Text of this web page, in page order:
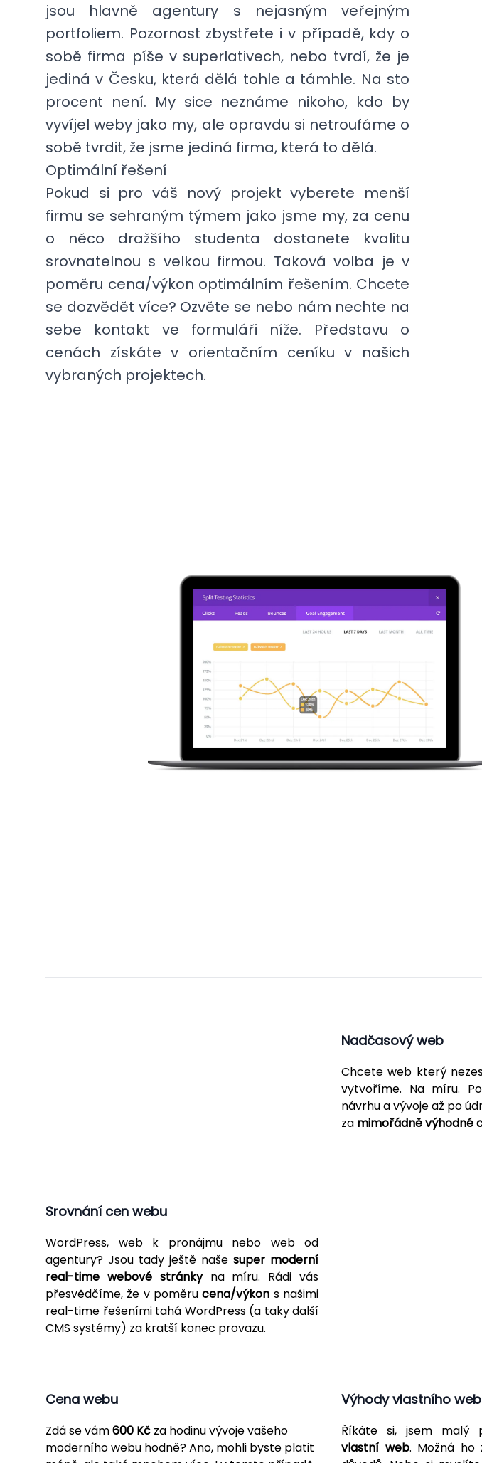
jsou hlavně agentury s nejasným veřejným
portfoliem. Pozornost zbystřete i v případě, kdy o
sobě firma píše v superlativech, nebo tvrdí, že je
jediná v Česku, která dělá tohle a támhle. Na sto
procent není. My sice neznáme nikoho, kdo by
vyvíjel weby jako my, ale opravdu si netroufáme o
sobě tvrdit, že jsme jediná firma, která to dělá.
Optimální řešení
Pokud si pro váš nový projekt vyberete menší
firmu se sehraným týmem jako jsme my, za cenu
o něco dražšího studenta dostanete kvalitu
srovnatelnou s velkou firmou. Taková volba je v
poměru cena/výkon optimálním řešením. Chcete
se dozvědět více? Ozvěte se nebo nám nechte na
sebe kontakt ve formuláři níže. Představu o
cenách získáte v orientačním ceníku v našich
vybraných projektech.
Nadčasový web
Chcete web který
vytvoříme. Na míru.
návrhu a vývoje až po
za mimořádně výhodné
Srovnání cen webu
WordPress, web k pronájmu nebo web od
agentury? Jsou tady ještě naše super moderní
real-time webové stránkyna míru. Rádi vás
přesvědčíme, že v poměrucena/výkon s našimi
real-time řešeními tahá WordPress (a taky další
CMS systémy) za kratší konec provazu.
Cena webu
Zdá se vám600 Kč za hodinu vývoje vašeho
moderního webu hodně? Ano, mohli byste platit
Výhody vlastního
Říkáte si, jsem malý
vlastní web. Možná ho